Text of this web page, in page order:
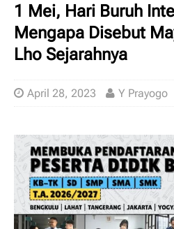
1 Mei, Hari Buruh
Mengapa Disebut
Lho Sejarahnya
April 28, 2023 Y Prayogo